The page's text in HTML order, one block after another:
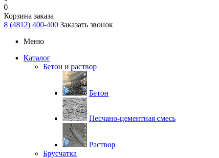
0
Корзина заказа
8 (4812) 400-400 Заказать звонок
Меню
Каталог
Бетон и раствор
Бетон
Песчано-цементная смесь
Раствор
Брусчатка